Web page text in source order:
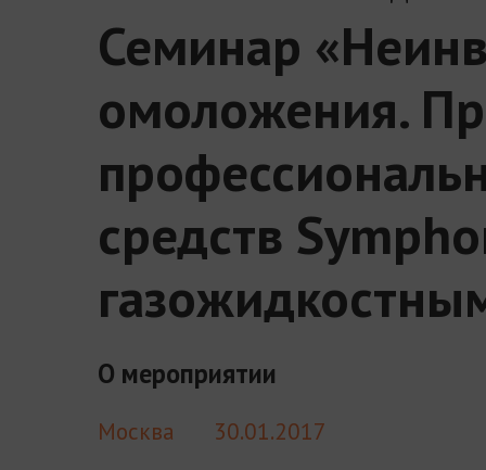
Семинар
омоложения.
средств
О мероприятии
Москва
30.01.2017